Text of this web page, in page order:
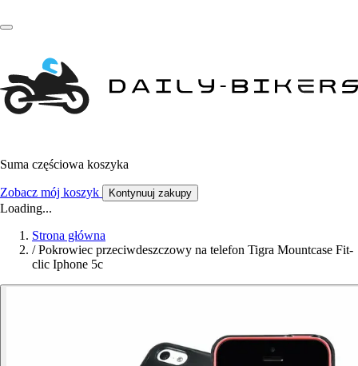
Suma częściowa koszyka
Zobacz mój koszyk Kontynuuj zakupy
Loading...
Strona główna
/ Pokrowiec przeciwdeszczowy na telefon Tigra Mountcase Fit-
clic Iphone 5c